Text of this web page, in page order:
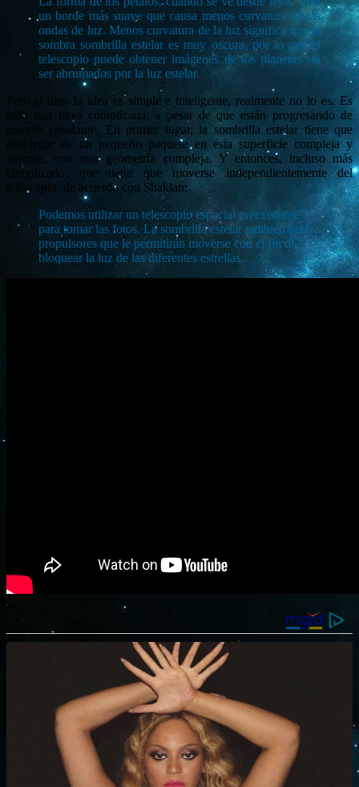
un borde más suave que causa menos curvatura de las
ondas de luz. Menos curvatura de la luz significa que la
sombra sombrilla estelar es muy oscura, por lo que el
telescopio puede obtener imágenes de los planetas sin
ser abrumados por la luz estelar.
Pero si bien la idea es simple e inteligente, realmente no lo es. Es
toda una tarea complicada, a pesar de que están progresando de
manera constante. En primer lugar, la sombrilla estelar tiene que
desplegar de un pequeño paquete en esta superficie compleja y
enorme, con una geometría compleja. Y entonces, incluso más
complicado, que tiene que moverse independientemente del
telescopio, de acuerdo con Shaklan:
Podemos utilizar un telescopio espacial preexistente
para tomar las fotos. La sombrilla estelar también tiene
propulsores que le permitirán moverse con el fin de
bloquear la luz de las diferentes estrellas.